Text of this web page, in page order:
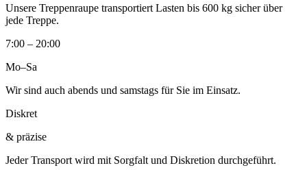
Unsere Treppenraupe transportiert Lasten bis 600 kg sicher über
jede Treppe.
7:00 – 20:00
Mo–Sa
Wir sind auch abends und samstags für Sie im Einsatz.
Diskret
& präzise
Jeder Transport wird mit Sorgfalt und Diskretion durchgeführt.